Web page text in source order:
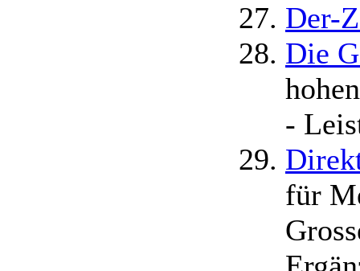
Der-
Die
-
für